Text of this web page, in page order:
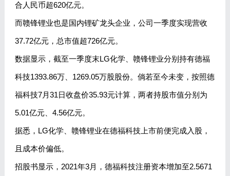
合人民币超620亿元。
而赣锋锂业也是国内锂矿龙头企业，公司一季度实现营收
37.72亿元，总市值超726亿元。
数据显示，截至一季度末LG化学、赣锋锂业分别持有德福
科技1393.86万、1269.05万股股份。倘若至今未变，按照德
福科技7月31日收盘价35.93元计算，两者持股市值分别为
5.01亿元、4.56亿元。
据悉，LG化学、赣锋锂业在德福科技上市前便完成入股，
且成本价偏低。
招股书显示，2021年3月，德福科技注册资本增加至2.5671